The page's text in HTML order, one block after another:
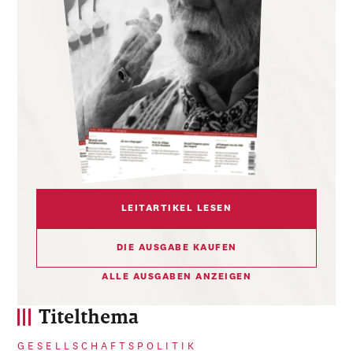
Titelthema
GESELLSCHAFTSPOLITIK
LEITARTIKEL LESEN
DIE AUSGABE KAUFEN
ALLE AUSGABEN ANZEIGEN